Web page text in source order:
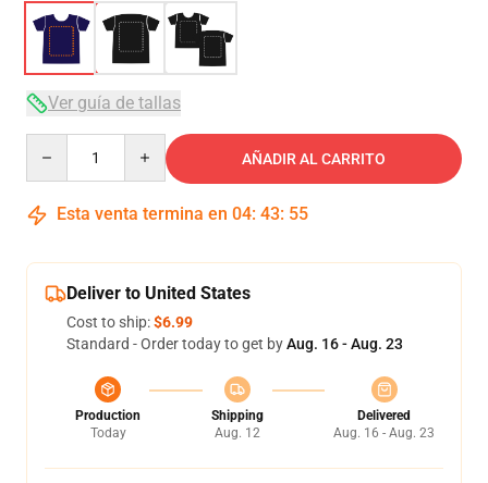
Ver guía de tallas
AÑADIR AL CARRITO
Esta venta termina en 04: 43: 54
Deliver to United States
Cost to ship:$6.99
Standard - Order today to get byAug. 16 - Aug. 23
Production
Today
Shipping
Aug. 12
Delivered
Aug. 16 - Aug. 23